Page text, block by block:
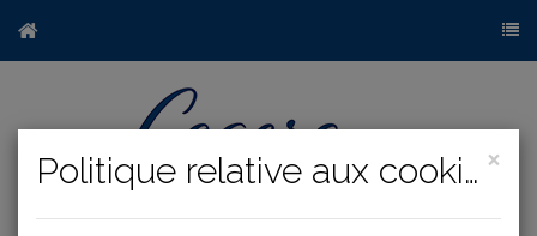
×
Politique relative aux cookies